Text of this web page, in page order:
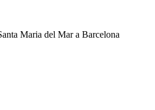
Maria del Mar a Barcelona